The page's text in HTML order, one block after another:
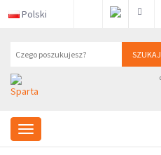
Polski
SZUKAJ